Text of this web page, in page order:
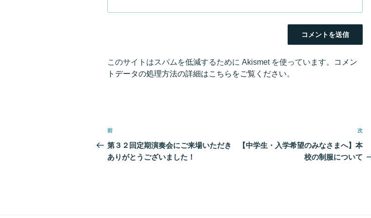
このサイトはスパムを低減するために Akismet を使っています。
コメン
トデータの処理方法の詳細はこちらをご覧ください。
投
稿
ナ
ー
前
の
投
前
第３２回定期演奏会にご来場いただき
ありがとうございました！
次
の
投
次
【中学生・入学希望のみなさまへ】本
校の制服について